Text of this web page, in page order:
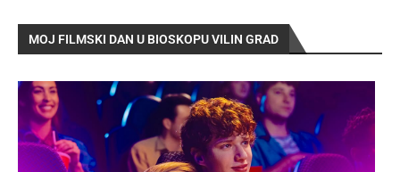
MOJ FILMSKI DAN U BIOSKOPU VILIN GRAD